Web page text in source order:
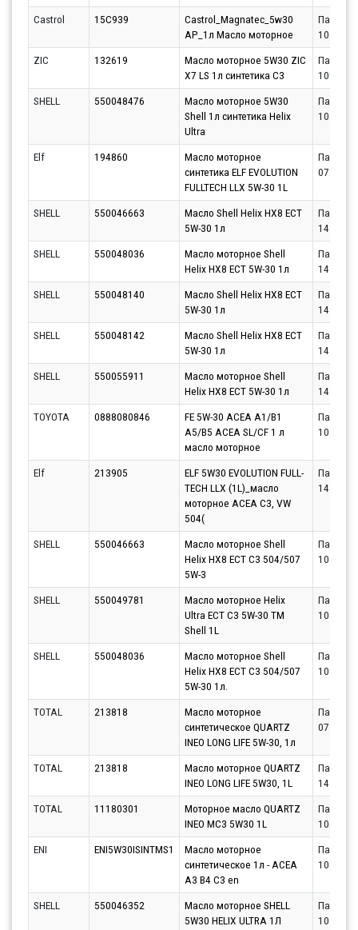
Castrol 15C939
Castrol_Magnatec_5w30
AP_1л Масло моторное
Партнёр
ZIC
132619
Масло моторное 5W30 ZIC
X7 LS 1л синтетика С3
Партнёр
SHELL
550048476
Масло моторное 5W30
Shell 1л синтетика Helix
Ultra
Партнёр
Elf 194860
Масло моторное
синтетика ELF EVOLUTION
FULLTECH LLX 5W-30 1L
Партнёр
SHELL 550046663
Масло Shell Helix HX8 ECT
5W-30 1л
Партнёр
SHELL
550048036
Масло моторное Shell
Helix HX8 ECT 5W-30 1л
Партнёр
SHELL
550048140
Масло Shell Helix HX8 ECT
5W-30 1л
Партнёр
SHELL
550048142
Масло Shell Helix HX8 ECT
5W-30 1л
Партнёр
SHELL
550055911
Масло моторное Shell
Helix HX8 ECT 5W-30 1л
Партнёр
TOYOTA
0888080846
FE 5W-30 ACEA A1/B1
A5/B5 ACEA SL/CF 1 л
масло моторное
Партнёр
Elf 213905
ELF 5W30 EVOLUTION FULL-
TECH LLX (1L)_масло
моторное ACEA C3, VW
504(
Партнёр
SHELL 550046663
Масло моторное Shell
Helix HX8 ECT C3 504/507
5W-3
Партнёр
SHELL 550049781
Масло моторное Helix
Ultra ECT C3 5W-30 TM
Shell 1L
Партнёр
SHELL 550048036
Масло моторное Shell
Helix HX8 ECT C3 504/507
5W-30 1л.
Партнёр
TOTAL 213818
Масло моторное
синтетическое QUARTZ
INEO LONG LIFE 5W-30, 1л
Партнёр
TOTAL 213818
Масло моторное QUARTZ
INEO LONG LIFE 5W30, 1L
Партнёр
TOTAL
11180301
Моторное масло QUARTZ
INEO MC3 5W30 1L
Партнёр
ENI
ENI5W30ISINTMS1
Масло моторное
синтетическое 1л - ACEA
A3 B4 C3 en
Партнёр
SHELL 550046352
Масло моторное SHELL
5W30 HELIX ULTRA 1Л
Партнёр